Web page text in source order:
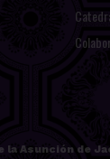
la Asunción de